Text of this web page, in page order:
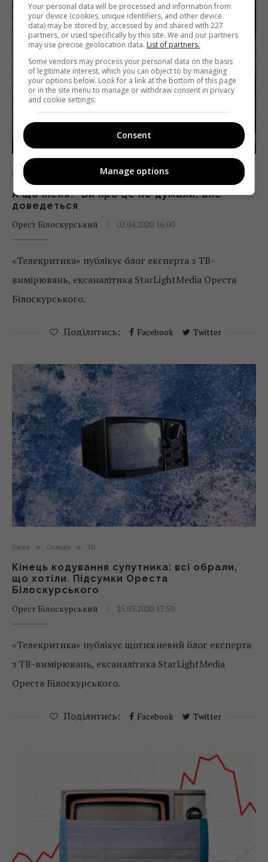
Блоги
А що після? Ви про це не думали, але
доведеться
Орест Білоскурський
02.04.2020 16:00
«Телекритика» публікує блог експерта з ТВ-
вимірювань, ексаналітика StarLightMedia Ореста
Білоскурського.
Поділитись: Facebook Twitter
Блоги Огляди ТБ
Кінець кодування супутника: всі обрали,
що хотіли. Підсумки Ореста
Білоскурського
Орест Білоскурський
25.03.2020 17:50
«Телекритика» публікує щотижневий блог експерта
з ТВ-вимірювань, ексаналітика StarLightMedia
Ореста Білоскурського.
Поділитись: Facebook Twitter
Your personal data will be processed and information from
your device (cookies, unique identifiers, and other device
data) may be stored by, accessed by and shared with 227
partners, or used specifically by this site. We and our partners
may use precise geolocation data. List of partners.
Some vendors may process your personal data on the basis
of legitimate interest, which you can object to by managing
your options below. Look for a link at the bottom of this page
or in the site menu to manage or withdraw consent in privacy
and cookie settings.
Consent
Manage options